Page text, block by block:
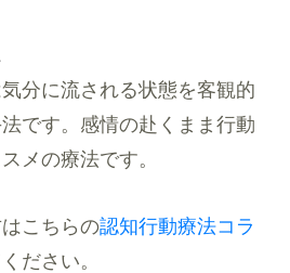
分に流される状態を客観的
です。感情の赴くまま行動
メの療法です。
こちらの認知行動療法コラ
ださい。